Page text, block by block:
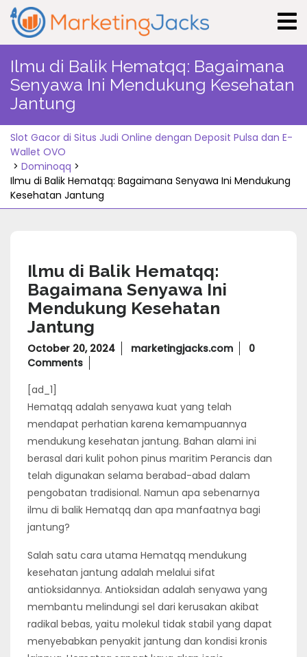
Skip
content
Ilmu di Balik Hematqq: Bagaimana
Senyawa Ini Mendukung Kesehatan
Jantung
Slot Gacor di Situs Judi Online dengan Deposit Pulsa dan E-
Wallet OVO
> Dominoqq >
Ilmu di Balik Hematqq: Bagaimana Senyawa Ini Mendukung
Kesehatan Jantung
Ilmu di Balik Hematqq:
Bagaimana Senyawa Ini
Mendukung Kesehatan
Jantung
October 20, 2024
October
marketingjacks.com
0
Comments
[ad_1]
Hematqq adalah senyawa kuat yang telah
mendapat perhatian karena kemampuannya
mendukung kesehatan jantung. Bahan alami ini
berasal dari kulit pohon pinus maritim Perancis dan
telah digunakan selama berabad-abad dalam
pengobatan tradisional. Namun apa sebenarnya
ilmu di balik Hematqq dan apa manfaatnya bagi
jantung?
Salah satu cara utama Hematqq mendukung
kesehatan jantung adalah melalui sifat
antioksidannya. Antioksidan adalah senyawa yang
membantu melindungi sel dari kerusakan akibat
radikal bebas, yaitu molekul tidak stabil yang dapat
menyebabkan penyakit jantung dan kondisi kronis